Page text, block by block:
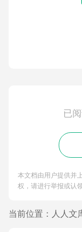
已
本文档由用户提供并
权，请进行举报或认
当前位置： 人人文